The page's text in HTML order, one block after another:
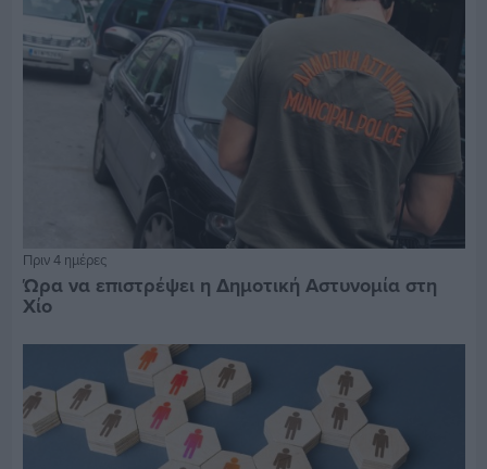
Πριν 4 ημέρες
Ώρα να επιστρέψει η Δημοτική Αστυνομία στη
Χίο